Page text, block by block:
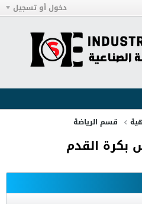
دخول أو تسجيل
قسم الرياضة
القدم